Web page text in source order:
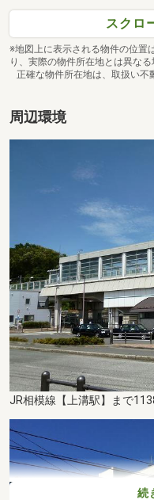
スクロ
※地図上に表示される物件の位置
り、実際の物件所在地とは異なる
正確な物件所在地は、取扱い不
周辺環境
続